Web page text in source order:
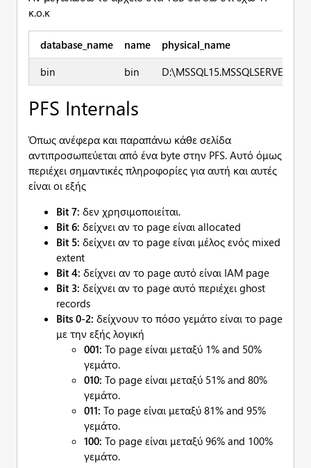
κ.ο.κ
database_name name
physical_name
bin
bin
PFS Internals
Όπως ανέφερα και παραπάνω κάθε σελίδα
αντιπροσωπεύεται από ένα byte στην PFS. Αυτό όμως
περιέχει σημαντικές πληροφορίες για αυτή και αυτές
είναι οι εξής
Bit 7: δεν χρησιμοποιείται.
Bit 6: δείχνει αν το page είναι allocated
Bit 5: δείχνει αν το page είναι μέλος ενός mixed
extent
Bit 4: δείχνει αν το page αυτό είναι IAM page
Bit 3: δείχνει αν το page αυτό περιέχει ghost
records
Bits 0-2: δείχνουν το πόσο γεμάτο είναι το page
με την εξής λογική
001: To page είναι μεταξύ 1% and 50%
γεμάτο.
010: To page είναι μεταξύ 51% and 80%
γεμάτο.
011: To page είναι μεταξύ 81% and 95%
γεμάτο.
100: To page είναι μεταξύ 96% and 100%
γεμάτο.